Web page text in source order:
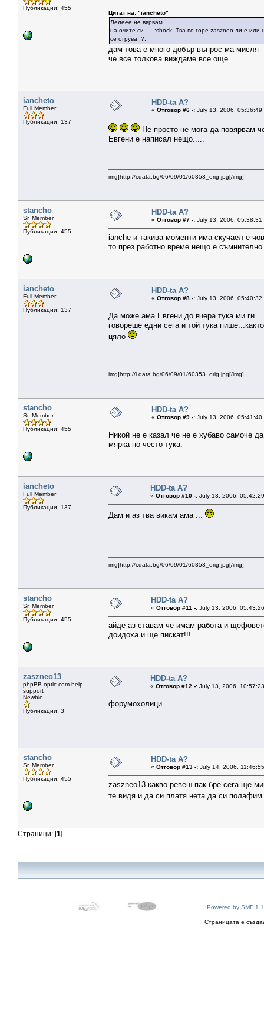
Публикации: 455
Цитат на: "iancheto"
Лелеее не вярвам
на очите си .... :shock: Тва по-горе zaszneo ли е или
се струва :?:
дам това е много добър въпрос ма мисля
че все толкова виждаме все още.
iancheto
Full Member
Публикации: 137
HDD-ta A?
« Отговор #6 -: July 13, 2006, 05:36:49
Не просто не мога да повярвам
Евгени е написал нещо.....
img]http://i.data.bg/06/09/01/60353_orig.jpg[/img]
stancho
Sr. Member
Публикации: 455
HDD-ta A?
« Отговор #7 -: July 13, 2006, 05:38:31
ianche и такива моменти има скучаел е
то през работно време нещо е
iancheto
Full Member
Публикации: 137
HDD-ta A?
« Отговор #8 -: July 13, 2006, 05:40:32
Да може ама Евгени до вчера тука ми ги
говореше едни сега и той тука
цяло
img]http://i.data.bg/06/09/01/60353_orig.jpg[/img]
stancho
Sr. Member
Публикации: 455
HDD-ta A?
« Отговор #9 -: July 13, 2006, 05:41:40
Никой не е казал че не е хубаво самоче
мярка по често тука.
iancheto
Full Member
Публикации: 137
HDD-ta A?
« Отговор #10 -: July 13, 2006,
Дам и аз тва викам ама ...
img]http://i.data.bg/06/09/01/60353_orig.jpg[/img]
stancho
Sr. Member
Публикации: 455
HDD-ta A?
« Отговор #11 -: July 13, 2006,
айде аз ставам че имам работа и
доидоха и ще пискат!!!
zaszneo13
phpBB optic-com help
support
Newbie
Публикации: 3
HDD-ta A?
« Отговор #12 -: July 13, 2006,
форумохолици .................
stancho
Sr. Member
Публикации: 455
HDD-ta A?
« Отговор #13 -: July 14, 2006,
zaszneo13 какво ревеш пак бре сега ще
те видя и да си платя нета да си
Страници: [1]
Powered by SMF
Страницата е